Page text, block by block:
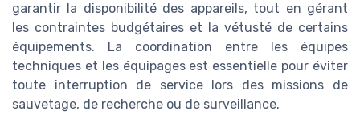
garantir la disponibilité des appareils, tout en gérant
les contraintes budgétaires et la vétusté de certains
équipements. La coordination entre les équipes
techniques et les équipages est essentielle pour éviter
toute interruption de service lors des missions de
sauvetage, de recherche ou de surveillance.